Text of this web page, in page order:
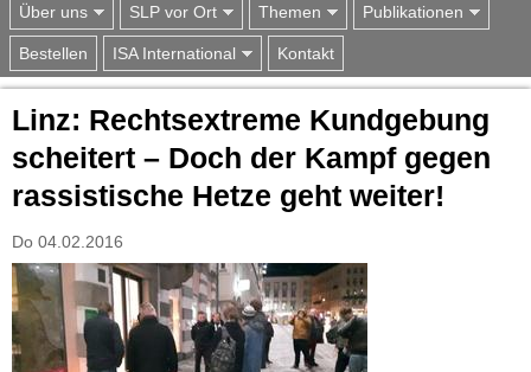
Über uns SLP vor Ort Themen Publikationen
Bestellen ISA International Kontakt
Linz: Rechtsextreme Kundgebung
scheitert – Doch der Kampf gegen
rassistische Hetze geht weiter!
Do 04.02.2016